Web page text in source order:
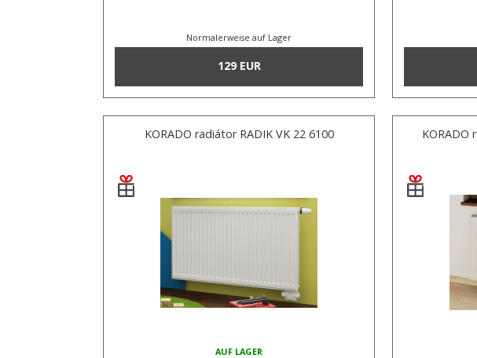
Normalerweise auf Lager
129 EUR
KORADO radiátor RADIK VK 22 6100
AUF LAGER
KORADO